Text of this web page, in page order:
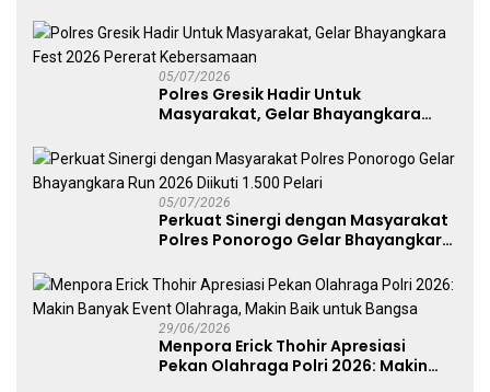
Dekranasda Gerakan Ekonomi Lokal
05/07/2026
Polres Gresik Hadir Untuk
Masyarakat, Gelar Bhayangkara
05/07/2026
Perkuat Sinergi dengan Masyarakat
Polres Ponorogo Gelar Bhayangkara
29/06/2026
Menpora Erick Thohir Apresiasi
Pekan Olahraga Polri 2026: Makin